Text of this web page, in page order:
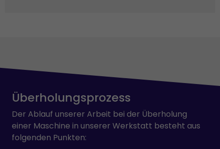
Überholungsprozess
Der Ablauf unserer Arbeit bei der Überholung
einer Maschine in unserer Werkstatt besteht aus
folgenden Punkten: